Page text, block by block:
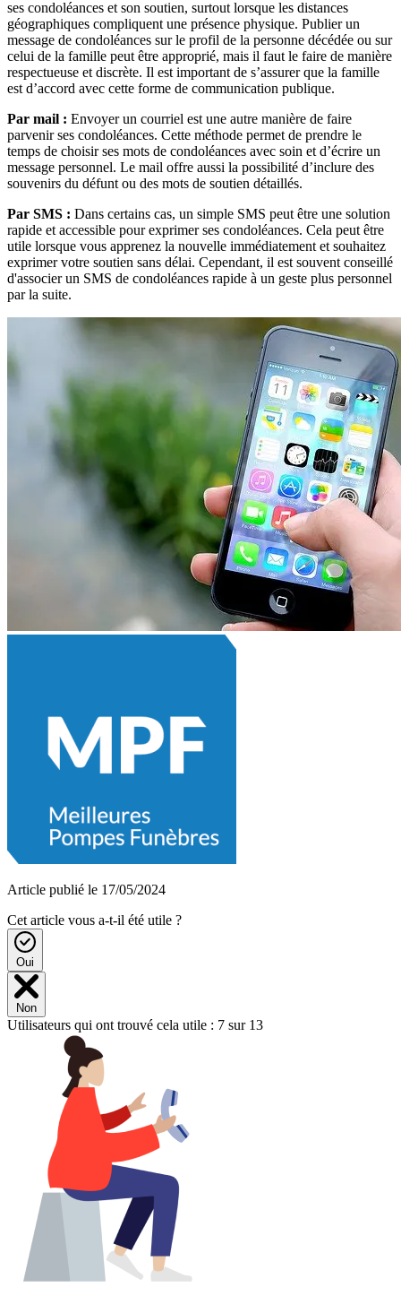
ses condoléances et son soutien, surtout lorsque les distances
géographiques compliquent une présence physique. Publier un
message de condoléances sur le profil de la personne décédée ou sur
celui de la famille peut être approprié, mais il faut le faire de manière
respectueuse et discrète. Il est important de s’assurer que la famille
est d’accord avec cette forme de communication publique.
Par mail : Envoyer un courriel est une autre manière de faire
parvenir ses condoléances. Cette méthode permet de prendre le
temps de choisir ses mots de condoléances avec soin et d’écrire un
message personnel. Le mail offre aussi la possibilité d’inclure des
souvenirs du défunt ou des mots de soutien détaillés.
Par SMS : Dans certains cas, un simple SMS peut être une solution
rapide et accessible pour exprimer ses condoléances. Cela peut être
utile lorsque vous apprenez la nouvelle immédiatement et souhaitez
exprimer votre soutien sans délai. Cependant, il est souvent conseillé
d'associer un SMS de condoléances rapide à un geste plus personnel
par la suite.
Article publié le 17/05/2024
Cet article vous a-t-il été utile ?
Oui
Non
Utilisateurs qui ont trouvé cela utile : 7 sur 13